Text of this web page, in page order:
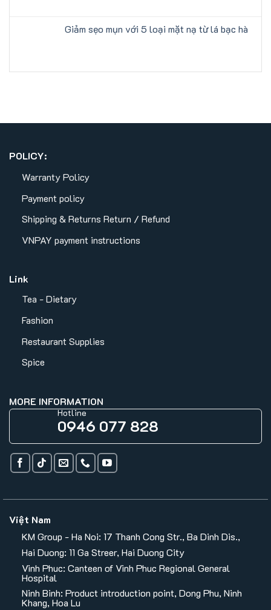
Giảm sẹo mụn với 5 loại mặt nạ từ lá bạc hà
POLICY:
Warranty Policy
Payment policy
Shipping & Returns Return / Refund
VNPAY payment instructions
Link
Tea - Dietary
Fashion
Restaurant Supplies
Spice
MORE INFORMATION
Hotline
0946 077 828
Việt Nam
KM Group - Ha Noi: 17 Thanh Cong Str., Ba Dinh Dis.,
Hai Duong: 11 Ga Streer, Hai Duong City
Vinh Phuc: Canteen of Vinh Phuc Regional General
Hospital
Ninh Binh: Product introduction point, Dong Phu, Ninh
Khang, Hoa Lu